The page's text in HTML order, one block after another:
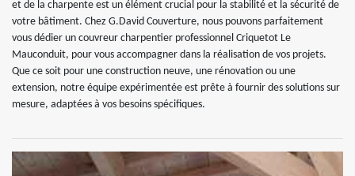
et de la charpente est un élément crucial pour la stabilité et la sécurité de
votre bâtiment. Chez G.David Couverture, nous pouvons parfaitement
vous dédier un couvreur charpentier professionnel Criquetot Le
Mauconduit, pour vous accompagner dans la réalisation de vos projets.
Que ce soit pour une construction neuve, une rénovation ou une
extension, notre équipe expérimentée est prête à fournir des solutions sur
mesure, adaptées à vos besoins spécifiques.